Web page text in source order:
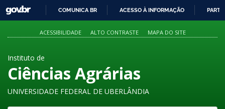
PARA
O
GOVBR
COMUNICA BR ACESSO À INFORMAÇÃO
ACESSIBILIDADE ALTO CONTRASTE MAPA DO SITE
Instituto de
Ciências Agrárias
UNIVERSIDADE FEDERAL DE UBERLÂNDIA